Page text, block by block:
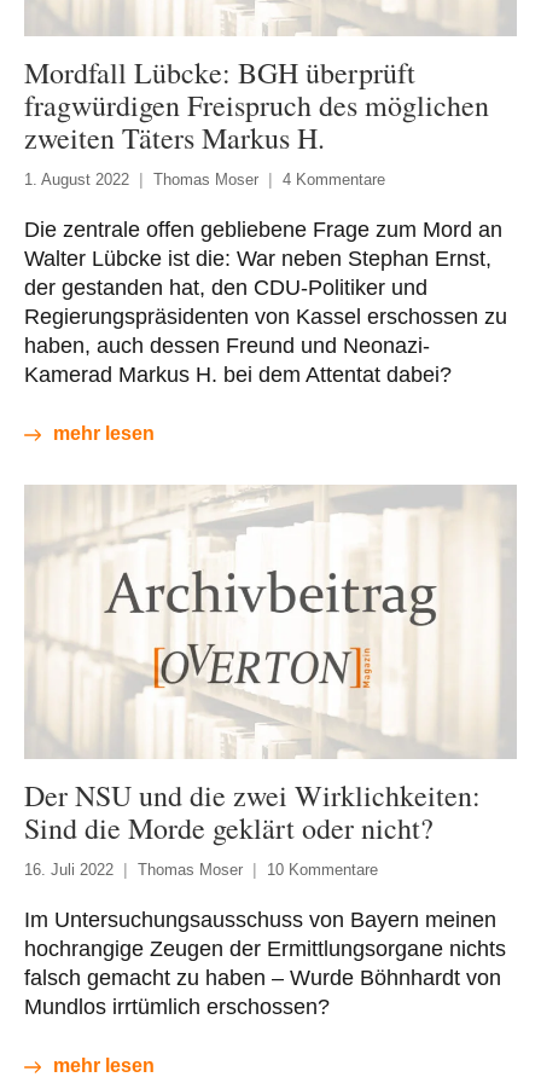
Mordfall Lübcke: BGH überprüft
fragwürdigen Freispruch des möglichen
zweiten Täters Markus H.
1. August 2022 Thomas Moser 4 Kommentare
Die zentrale offen gebliebene Frage zum Mord an
Walter Lübcke ist die: War neben Stephan Ernst,
der gestanden hat, den CDU-Politiker und
Regierungspräsidenten von Kassel erschossen zu
haben, auch dessen Freund und Neonazi-
Kamerad Markus H. bei dem Attentat dabei?
mehr lesen
Der NSU und die zwei Wirklichkeiten:
Sind die Morde geklärt oder nicht?
16. Juli 2022 Thomas Moser 10 Kommentare
Im Untersuchungsausschuss von Bayern meinen
hochrangige Zeugen der Ermittlungsorgane nichts
falsch gemacht zu haben – Wurde Böhnhardt von
Mundlos irrtümlich erschossen?
mehr lesen